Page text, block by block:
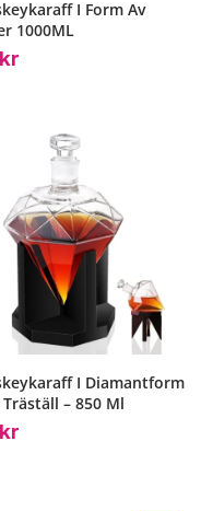
I Form Av
1000ML
I Diamantform
– 850 Ml